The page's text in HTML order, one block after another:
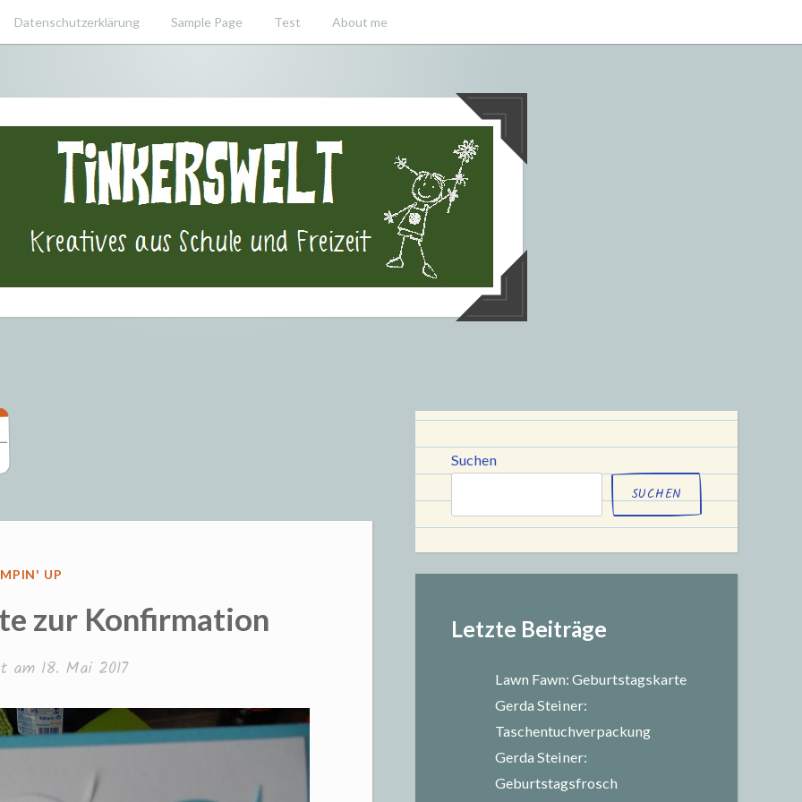
Datenschutzerklärung Sample Page Test About me
– Kreatives aus
und Schule
UP
zur Konfirmation
am 18. Mai 2017
Suchen
SUCHEN
Letzte Beiträge
Lawn Fawn: Geburtstagskarte
Gerda Steiner:
Taschentuchverpackung
Gerda Steiner:
Geburtstagsfrosch